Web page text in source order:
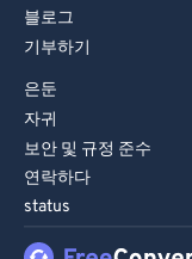
블로그
기부하기
은둔
자귀
보안 및 규정 준수
연락하다
status